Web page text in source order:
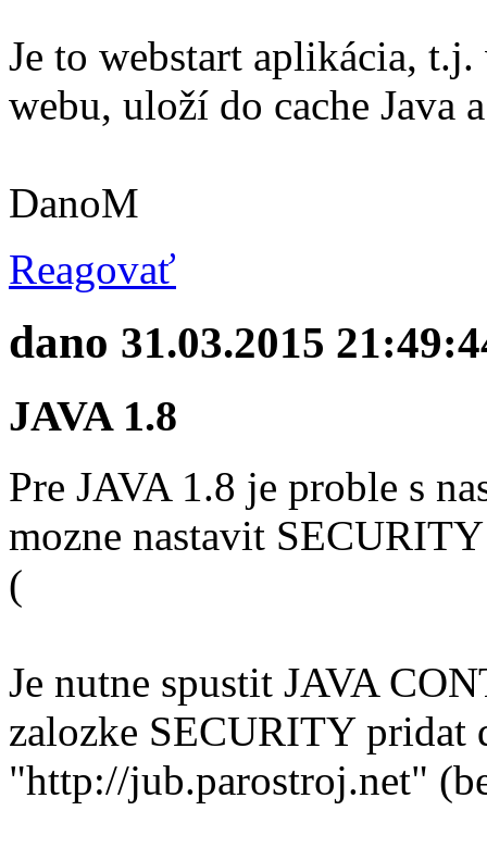
Je to webstart aplikácia,
webu, uloží do cache Java
DanoM
Reagovať
dano 31.03.2015
JAVA 1.8
Pre JAVA 1.8 je proble s
mozne nastavit
(
Je nutne spustit JAVA
zalozke SECURITY pridat
"http://jub.parostroj.net"